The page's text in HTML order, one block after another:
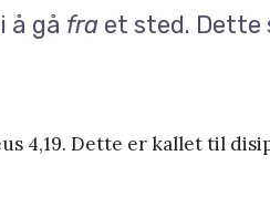
å gå fra et sted. Dette
4,19. Dette er kallet til